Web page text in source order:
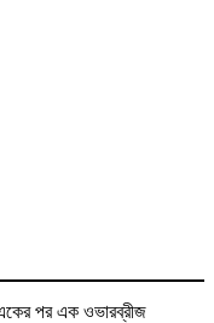
একের পর এক ওভারব্রীজ